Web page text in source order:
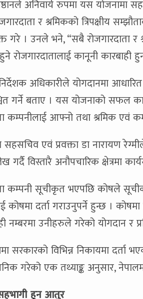
अनिवार्य रुपमा यस योजनामा
र श्रमिकको त्रिपक्षीय
गरे । उनले भने, “सबै रोजगारदाता र
रोजगारदातालाई कानूनी कारबाही
अधिकारीले योगदानमा
गर्ने बताए । यस योजनाको सफल
कम्पनीलाई आफ्नो तथा श्रमिक एवं
सहसचिव एवं प्रवक्ता डा नारायण
विस्तारै अनौपचारिक क्षेत्रमा
कम्पनी सूचीकृत भएपछि कोषले
कोषमा दर्ता गराउनुपर्ने हुन्छ ।
नम्बरमा उनीहरुले गरेको योगदान र
सरकारको विभिन्न निकायमा दर्ता
गरेको एक तथ्याङ्क अनुसार,
हुन आतुर